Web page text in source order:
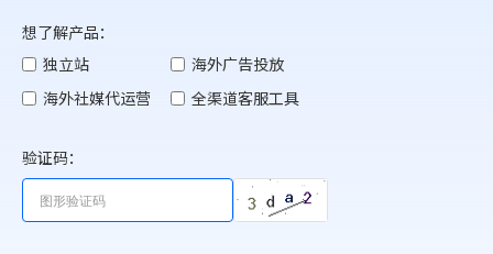
想了解产品：
独立站
海外广告投放
海外社媒代运营
全渠道客服工具
验证码：